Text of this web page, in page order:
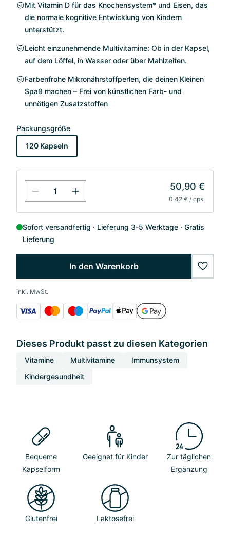
Mit Vitamin D für das Knochensystem* und Eisen, das
die normale kognitive Entwicklung von Kindern
unterstützt.
Leicht einzunehmende Multivitamine: Ob in der Kapsel,
auf dem Löffel, in Wasser oder über Mahlzeiten.
Farbenfrohe Mikronährstoffperlen, die deinen Kleinen
Spaß machen – Frei von künstlichen Farb- und
unnötigen Zusatzstoffen
Packungsgröße
120 Kapseln
50,90 €
0,42 € / cps.
Sofort versandfertig Lieferung 3-5 Werktage
Gratis
Lieferung
In den Warenkorb
inkl. MwSt.
Dieses Produkt passt zu diesen Kategorien
Vitamine Multivitamine
Immunsystem
Kindergesundheit
Bequeme
Kapselform
Geeignet für Kinder
Zur täglichen
Ergänzung
Glutenfrei Laktosefrei